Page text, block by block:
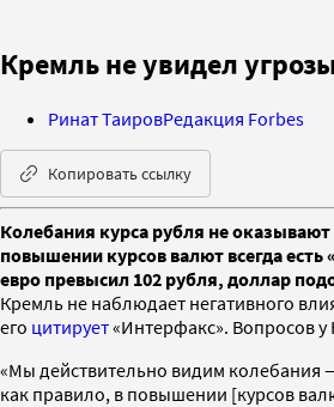
Кремль не увидел
Ринат ТаировРедакция Forbes
Копировать ссылку
Колебания курса рубля не
повышении курсов валют всегда
евро превысил 102 рубля, доллар
Кремль не наблюдает негативного
его цитирует«Интерфакс». Вопросов
«Мы действительно видим колебания
как правило, в повышении [курсов